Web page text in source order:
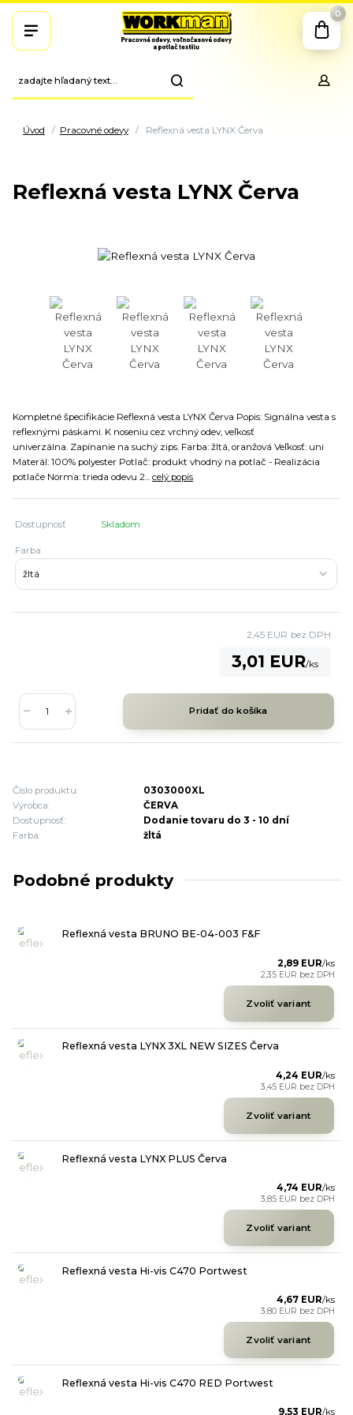
0
Úvod Pracovné odevy Reflexná vesta LYNX Červa
Reflexná vesta LYNX Červa
Kompletné špecifikácie Reflexná vesta LYNX Červa Popis: Signálna vesta s
reflexnými páskami. K noseniu cez vrchný odev, veľkosť
univerzálna. Zapínanie na suchý zips. Farba: žltá, oranžová Veľkosť: uni
Materál: 100% polyester Potlač: produkt vhodný na potlač - Realizácia
potlače Norma: trieda odevu 2... celý popis
Dostupnosť Skladom
Farba
3,01 EUR/ks
2,45 EUR bez DPH
Pridať do košíka
Číslo produktu:
0303000XL
Výrobca:
ČERVA
Dostupnosť:
Dodanie tovaru do 3 - 10 dní
Farba:
žltá
Podobné produkty
Reflexná vesta BRUNO BE-04-003 F&F
2,89 EUR/ks
2,35 EUR bez DPH
Zvoliť variant
Reflexná vesta LYNX 3XL NEW SIZES Červa
4,24 EUR/ks
3,45 EUR bez DPH
Zvoliť variant
Reflexná vesta LYNX PLUS Červa
4,74 EUR/ks
3,85 EUR bez DPH
Zvoliť variant
Reflexná vesta Hi-vis C470 Portwest
4,67 EUR/ks
3,80 EUR bez DPH
Zvoliť variant
Reflexná vesta Hi-vis C470 RED Portwest
9,53 EUR/ks